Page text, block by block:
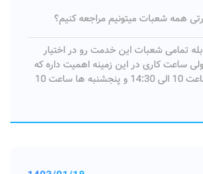
همه شعبات میتونیم مراجعه کنیم؟
تمامی شعبات این خدمت رو در اختیار
ساعت کاری در این زمینه اهمیت داره که
شنبه تا چهارشنبه ساعت 10 الی 14:30 و پنجشنبه ها ساعت 10